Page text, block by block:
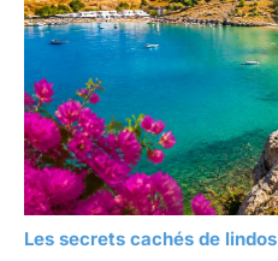
Les secrets cachés de